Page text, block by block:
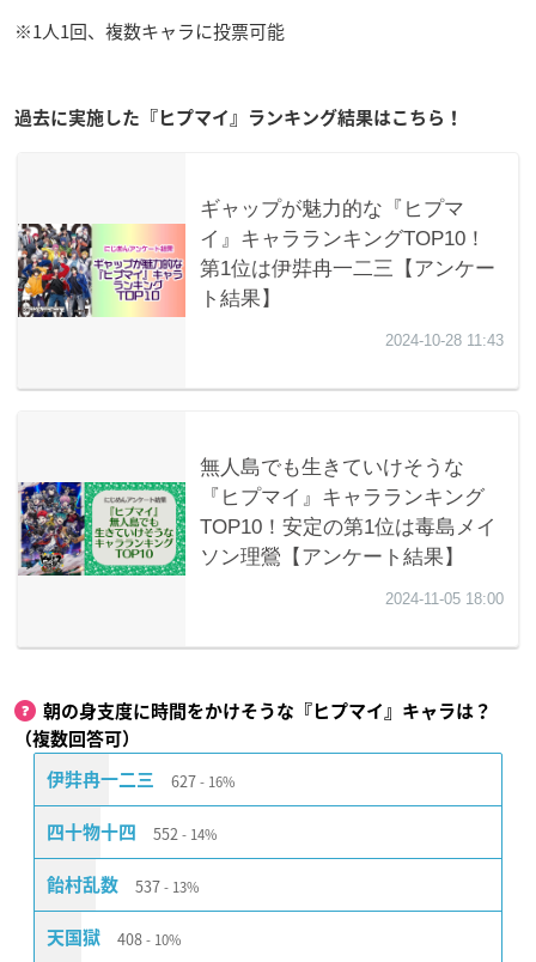
※1人1回、複数キャラに投票可能
過去に実施した『ヒプマイ』ランキング結果はこちら！
朝の身支度に時間をかけそうな『ヒプマイ』キャラは？
（複数回答可）
伊弉冉一二三 627 16%
四十物十四 552 14%
飴村乱数 537 13%
天国獄 408 10%